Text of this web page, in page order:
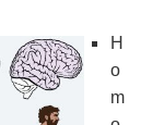
H
o
m